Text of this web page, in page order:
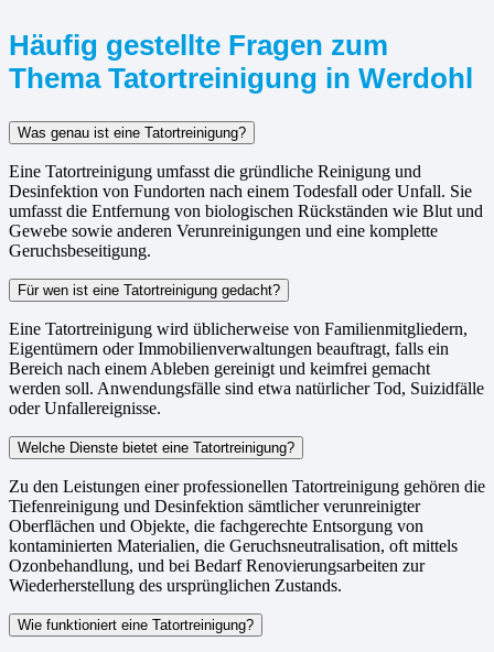
Häufig gestellte Fragen zum
Thema Tatortreinigung in Werdohl
Was genau ist eine Tatortreinigung?
Eine Tatortreinigung umfasst die gründliche Reinigung und
Desinfektion von Fundorten nach einem Todesfall oder Unfall. Sie
umfasst die Entfernung von biologischen Rückständen wie Blut und
Gewebe sowie anderen Verunreinigungen und eine komplette
Geruchsbeseitigung.
Für wen ist eine Tatortreinigung gedacht?
Eine Tatortreinigung wird üblicherweise von Familienmitgliedern,
Eigentümern oder Immobilienverwaltungen beauftragt, falls ein
Bereich nach einem Ableben gereinigt und keimfrei gemacht
werden soll. Anwendungsfälle sind etwa natürlicher Tod, Suizidfälle
oder Unfallereignisse.
Welche Dienste bietet eine Tatortreinigung?
Zu den Leistungen einer professionellen Tatortreinigung gehören die
Tiefenreinigung und Desinfektion sämtlicher verunreinigter
Oberflächen und Objekte, die fachgerechte Entsorgung von
kontaminierten Materialien, die Geruchsneutralisation, oft mittels
Ozonbehandlung, und bei Bedarf Renovierungsarbeiten zur
Wiederherstellung des ursprünglichen Zustands.
Wie funktioniert eine Tatortreinigung?